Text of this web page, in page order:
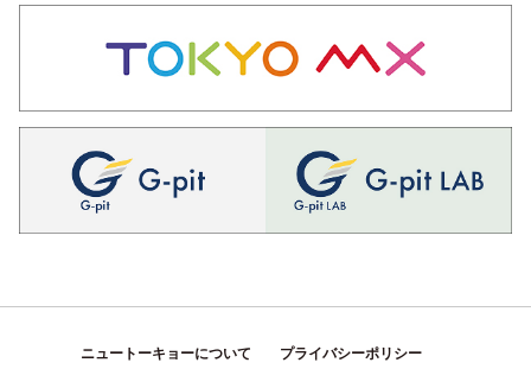
ニュートーキョーについて プライバシーポリシー